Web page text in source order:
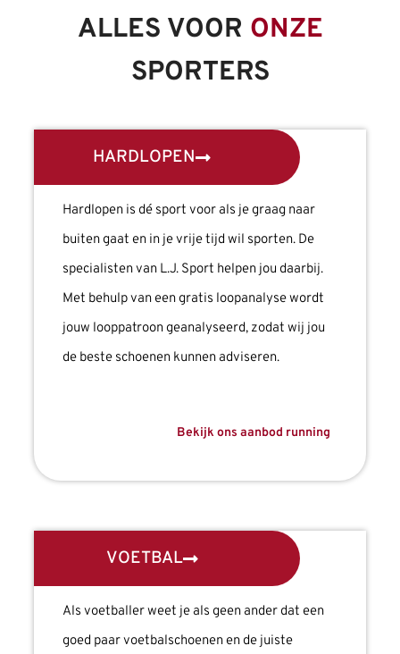
ALLES VOOR ONZE
SPORTERS
HARDLOPEN
Hardlopen is dé sport voor als je graag naar
buiten gaat en in je vrije tijd wil sporten. De
specialisten van L.J. Sport helpen jou daarbij.
Met behulp van een gratis loopanalyse wordt
jouw looppatroon geanalyseerd, zodat wij jou
de beste schoenen kunnen adviseren.
Bekijk ons aanbod running
VOETBAL
Als voetballer weet je als geen ander dat een
goed paar voetbalschoenen en de juiste